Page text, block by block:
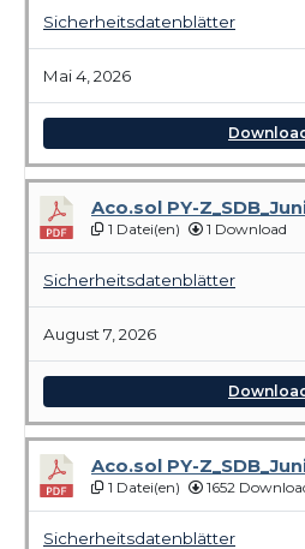
Sicherheitsdatenblätter
Mai 4, 2026
Aco.sol PY-
1 Datei(en) 1 Download
Sicherheitsdatenblätter
August 7, 2026
Aco.sol PY-
1 Datei(en) 1652
Sicherheitsdatenblätter